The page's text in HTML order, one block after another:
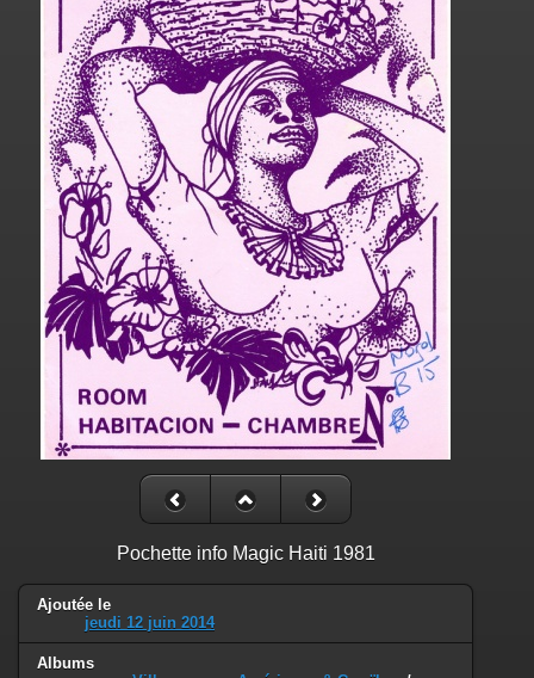
Pochette info Magic Haiti 1981
Ajoutée le
jeudi 12 juin 2014
Albums